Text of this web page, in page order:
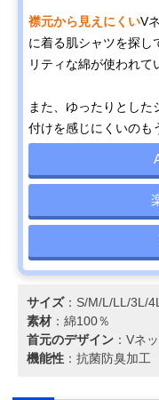
襟元から見えにくいV
に着る肌シャツを探し
リティな綿が使われて
また、ゆったりとし
付けを感じにくいのも
サイズ：S/M/L/LL/3L/4L
素材 ：綿100％
首元のデザイン ：Vネ
機能性 ：抗菌防臭加工